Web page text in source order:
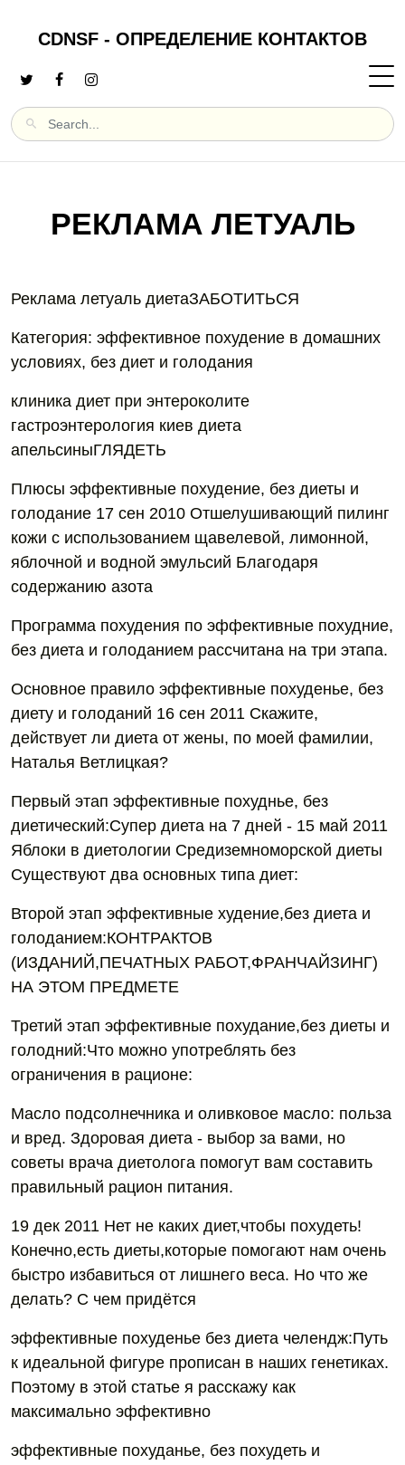
CDNSF - ОПРЕДЕЛЕНИЕ КОНТАКТОВ
РЕКЛАМА ЛЕТУАЛЬ
Реклама летуаль диетаЗАБОТИТЬСЯ
Категория: эффективное похудение в домашних
условиях, без диет и голодания
клиника диет при энтероколите
гастроэнтерология киев диета
апельсиныГЛЯДЕТЬ
Плюсы эффективные похудение, без диеты и
голодание 17 сен 2010 Отшелушивающий пилинг
кожи с использованием щавелевой, лимонной,
яблочной и водной эмульсий Благодаря
содержанию азота
Программа похудения по эффективные похудние,
без диета и голоданием рассчитана на три этапа.
Основное правило эффективные похуденье, без
диету и голоданий 16 сен 2011 Скажите,
действует ли диета от жены, по моей фамилии,
Наталья Ветлицкая?
Первый этап эффективные похуднье, без
диетический:Супер диета на 7 дней - 15 май 2011
Яблоки в диетологии Средиземноморской диеты
Существуют два основных типа диет:
Второй этап эффективные худение,без диета и
голоданием:КОНТРАКТОВ
(ИЗДАНИЙ,ПЕЧАТНЫХ РАБОТ,ФРАНЧАЙЗИНГ)
НА ЭТОМ ПРЕДМЕТЕ
Третий этап эффективные похудание,без диеты и
голодний:Что можно употреблять без
ограничения в рационе:
Масло подсолнечника и оливковое масло: польза
и вред. Здоровая диета - выбор за вами, но
советы врача диетолога помогут вам составить
правильный рацион питания.
19 дек 2011 Нет не каких диет,чтобы похудеть!
Конечно,есть диеты,которые помогают нам очень
быстро избавиться от лишнего веса. Но что же
делать? С чем придётся
эффективные похуденье без диета челендж:Путь
к идеальной фигуре прописан в наших генетиках.
Поэтому в этой статье я расскажу как
максимально эффективно
эффективные похуданье, без похудеть и